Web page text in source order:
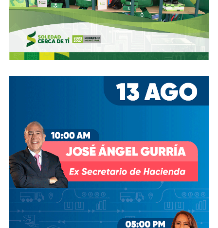
se otorgó la concesión para la administración de El
Realito, ni Slim ni Martínez ni los copresidentes de
Televisa tenían sus actuales injerencias en Aquos, por
lo que se podría decir que ésta fue heredada, y acabó
dejando el control de la presa en las manos de cuatro de
al menos tres intentos de rescindir o
modificar el contrato se han hecho sin haber
Agua abrió un expediente que no avanzó pese a 350 mil
afectados y una queja de oficio de la Comisión Estatal de
Derechos Humanos; en abril de 2023, el entonces
presidenteAndrés Manuel López Obradorrespondió a
una petición del gobernador Ricardo Gallardo Cardona con
un “a lo mejor se lo cambiamos” que no derivó en ningún
trámite documentado; y desde 2025, la Comisión Nacional
del Agua asegura estar “evaluando” el retiro de la
concesión, hasta el momento, sin resolución.